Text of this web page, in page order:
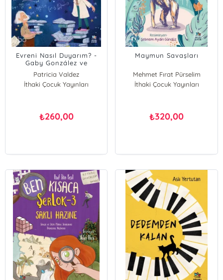
Evreni Nasıl Duyarım? -
Gaby González ve
Einstein’ın Uzay-Zaman
Dalgaları Araştırması
Patricia Valdez
İthaki Çocuk Yayınları
₺260,00
Maymun Savaşları
Mehmet Fırat Pürselim
İthaki Çocuk Yayınları
₺320,00